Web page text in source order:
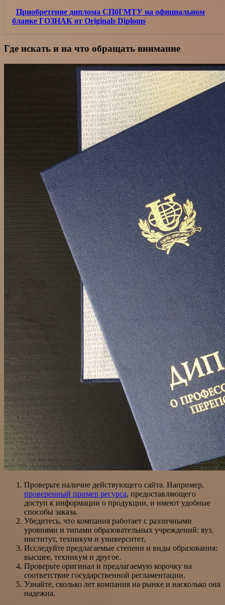
Приобретение диплома СПбГМТУ на официальном
бланке ГОЗНАК от Originals Diploms
Где искать и на что обращать внимание
Проверьте наличие действующего сайта. Например,
проверенный пример ресурса, предоставляющего
доступ к информации о продукции, и имеют удобные
способы заказа.
Убедитесь, что компания работает с различными
уровнями и типами образовательных учреждений: вуз,
институт, техникум и университет.
Исследуйте предлагаемые степени и виды образования:
высшее, техникум и другое.
Проверьте оригинал и предлагаемую корочку на
соответствие государственной регламентации.
Узнайте, сколько лет компания на рынке и насколько она
надежна.